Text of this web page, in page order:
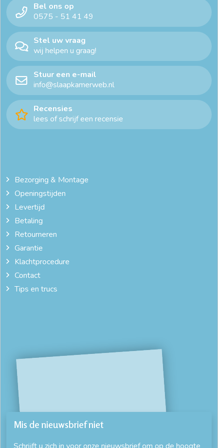
Bel ons op
0575 - 51 41 49
Stel uw vraag
wij helpen u graag!
Stuur een e-mail
info@slaapkamerweb.nl
Recensies
lees of schrijf een recensie
Bezorging & Montage
Openingstijden
Levertijd
Betaling
Retourneren
Garantie
Klachtprocedure
Contact
Tips en trucs
Mis de nieuwsbrief niet